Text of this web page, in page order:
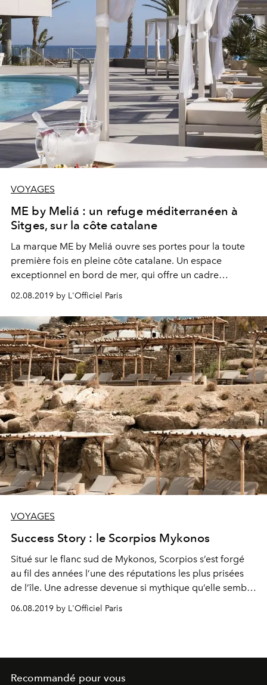
VOYAGES
ME by Meliá : un refuge méditerranéen à
Sitges, sur la côte catalane
La marque ME by Meliá ouvre ses portes pour la toute
première fois en pleine côte catalane. Un espace
exceptionnel en bord de mer, qui offre un cadre
idyllique et relaxant.
02.08.2019 by L'Officiel Paris
VOYAGES
Success Story : le Scorpios Mykonos
Situé sur le flanc sud de Mykonos, Scorpios s’est forgé
au fil des années l’une des réputations les plus prisées
de l’île. Une adresse devenue si mythique qu’elle semble
nimbée d’une aura divine.
06.08.2019 by L'Officiel Paris
Recommandé pour vous